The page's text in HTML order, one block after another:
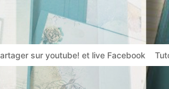
sur youtube! et live Facebook